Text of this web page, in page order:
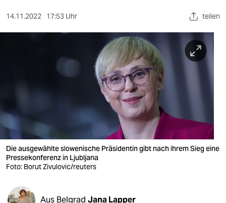
kultur
sport
verlag
verlag
veranstaltungen
shop
14.11.2022 17:53 Uhr teilen
Die ausgewählte slowenische Präsidentin gibt nach ihrem Sieg eine
Pressekonferenz in Ljubljana
Foto: Borut Zivulovic/reuters
Aus Belgrad Jana Lapper